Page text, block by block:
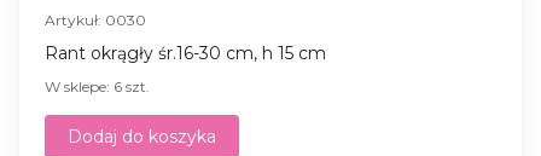
Artykuł: 0030
Rant okrągły śr.16-30 cm, h 15 cm
W sklepe: 6 szt.
Dodaj do koszyka